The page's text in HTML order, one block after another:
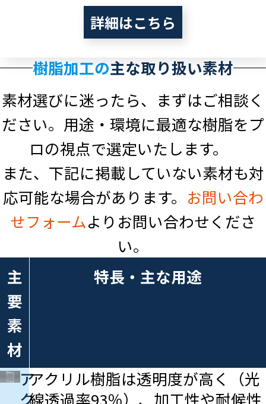
詳細はこちら
樹脂加工の主な取り扱い素材
素材選びに迷ったら、まずはご相談く
ださい。用途・環境に最適な樹脂をプ
ロの視点で選定いたします。
また、下記に掲載していない素材も対
応可能な場合があります。 お問い合わ
せフォームよりお問い合わせくださ
い。
主
要
素
材
特長・主な用途
ア
ク
アクリル樹脂は透明度が高く（光
線透過率93％）、加工性や耐候性